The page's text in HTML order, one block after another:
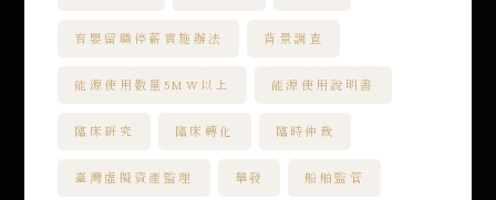
育嬰留職停薪實施辦法 背景調查
能源使用數量5MW以上 能源使用說明書
臨床研究 臨床轉化 臨時仲裁
臺灣虛擬資產監理 舉發 船舶監管